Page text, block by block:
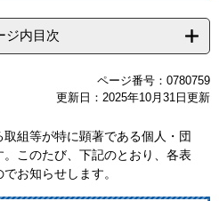
ジ内目次
ページ番号：0780759
更新日：2025年10月31日更新
組等が特に顕著である個人・団
このたび、下記のとおり、各表
お知らせします。​